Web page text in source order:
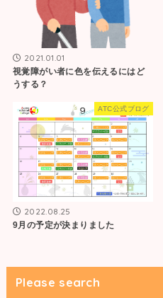
2021.01.01
視覚障がい者に色を伝えるにはど
うする？
ATC公式ブログ
2022.08.25
9月の予定が決まりました
Please search